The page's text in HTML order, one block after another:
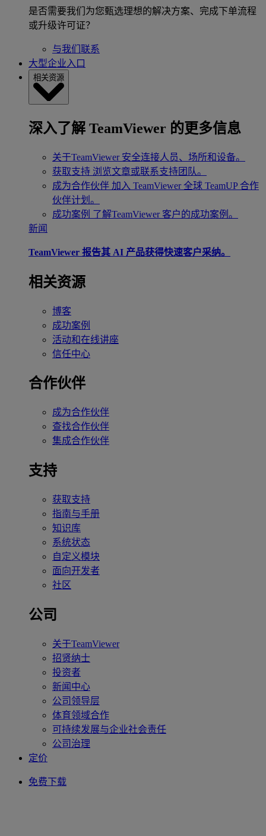
是否需要我们为您甄选理想的解决方案、完成下单流程
或升级许可证？
与我们联系
大型企业入口
相关资源
深入了解 TeamViewer 的更多信息
关于TeamViewer 安全连接人员、场所和设备。
获取支持 浏览文章或联系支持团队。
成为合作伙伴 加入 TeamViewer 全球 TeamUP 合作
伙伴计划。
成功案例 了解TeamViewer 客户的成功案例。
新闻
TeamViewer 报告其 AI 产品获得快速客户采纳。
相关资源
博客
成功案例
活动和在线讲座
信任中心
合作伙伴
成为合作伙伴
查找合作伙伴
集成合作伙伴
支持
获取支持
指南与手册
知识库
系统状态
自定义模块
面向开发者
社区
公司
关于TeamViewer
招贤纳士
投资者
新闻中心
公司领导层
体育领域合作
可持续发展与企业社会责任
公司治理
定价
免费下载